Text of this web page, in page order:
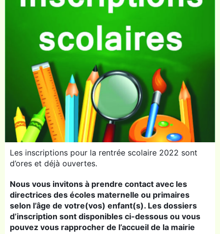
Les inscriptions pour la rentrée scolaire 2022 sont
d’ores et déjà ouvertes.
Nous vous invitons à prendre contact avec les
directrices des écoles maternelle ou primaires
selon l’âge de votre(vos) enfant(s). Les dossiers
d’inscription sont disponibles ci-dessous ou vous
pouvez vous rapprocher de l’accueil de la mairie